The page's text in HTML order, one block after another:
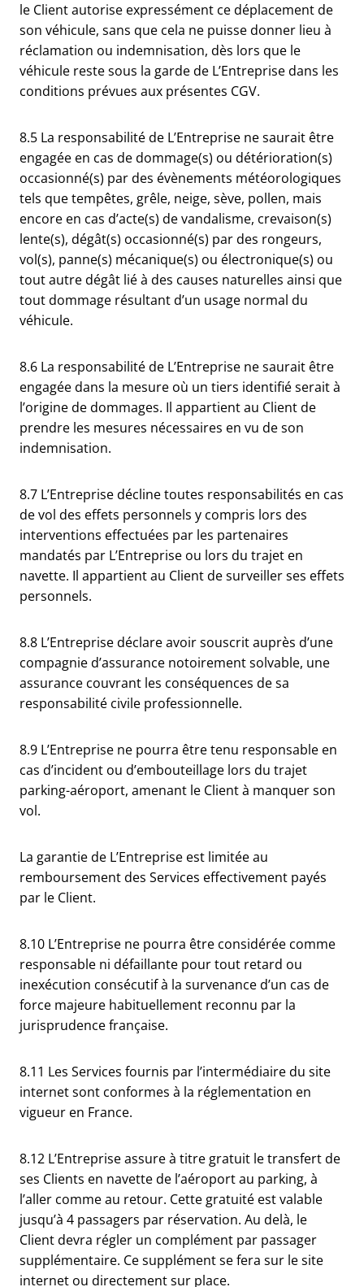
le Client autorise expressément ce déplacement de
son véhicule, sans que cela ne puisse donner lieu à
réclamation ou indemnisation, dès lors que le
véhicule reste sous la garde de L’Entreprise dans les
conditions prévues aux présentes CGV.
8.5 La responsabilité de L’Entreprise ne saurait être
engagée en cas de dommage(s) ou détérioration(s)
occasionné(s) par des évènements météorologiques
tels que tempêtes, grêle, neige, sève, pollen, mais
encore en cas d’acte(s) de vandalisme, crevaison(s)
lente(s), dégât(s) occasionné(s) par des rongeurs,
vol(s), panne(s) mécanique(s) ou électronique(s) ou
tout autre dégât lié à des causes naturelles ainsi que
tout dommage résultant d’un usage normal du
véhicule.
8.6 La responsabilité de L’Entreprise ne saurait être
engagée dans la mesure où un tiers identifié serait à
l’origine de dommages. Il appartient au Client de
prendre les mesures nécessaires en vu de son
indemnisation.
8.7 L’Entreprise décline toutes responsabilités en cas
de vol des effets personnels y compris lors des
interventions effectuées par les partenaires
mandatés par L’Entreprise ou lors du trajet en
navette. Il appartient au Client de surveiller ses effets
personnels.
8.8 L’Entreprise déclare avoir souscrit auprès d’une
compagnie d’assurance notoirement solvable, une
assurance couvrant les conséquences de sa
responsabilité civile professionnelle.
8.9 L’Entreprise ne pourra être tenu responsable en
cas d’incident ou d’embouteillage lors du trajet
parking-aéroport, amenant le Client à manquer son
vol.
La garantie de L’Entreprise est limitée au
remboursement des Services effectivement payés
par le Client.
8.10 L’Entreprise ne pourra être considérée comme
responsable ni défaillante pour tout retard ou
inexécution consécutif à la survenance d’un cas de
force majeure habituellement reconnu par la
jurisprudence française.
8.11 Les Services fournis par l’intermédiaire du site
internet sont conformes à la réglementation en
vigueur en France.
8.12 L’Entreprise assure à titre gratuit le transfert de
ses Clients en navette de l’aéroport au parking, à
l’aller comme au retour. Cette gratuité est valable
jusqu’à 4 passagers par réservation. Au delà, le
Client devra régler un complément par passager
supplémentaire. Ce supplément se fera sur le site
internet ou directement sur place.